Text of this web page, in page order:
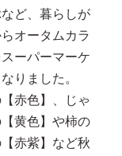
ど、暮らしが
オータムカラ
ーパーマーケ
りました。
赤色】、じゃ
黄色】や柿の
赤紫】など秋